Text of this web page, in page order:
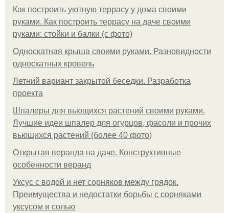
Как построить уютную террасу у дома своими
руками. Как построить террасу на даче своими
руками: стойки и балки (с фото)
Односкатная крыша своими руками. Разновидности
односкатных кровель
Летний вариант закрытой беседки. Разработка
проекта
Шпалеры для вьющихся растений своими руками.
Лучшие идеи шпалер для огурцов, фасоли и прочих
вьющихся растений (более 40 фото)
Открытая веранда на даче. Конструктивные
особенности веранд
Уксус с водой и нет сорняков между грядок.
Преимущества и недостатки борьбы с сорняками
уксусом и солью